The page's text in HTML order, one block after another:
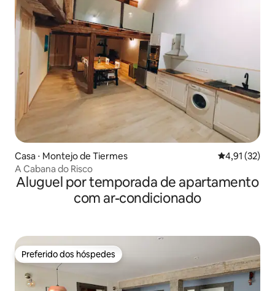
Casa ⋅ Montejo de Tiermes 4,91 de uma
4,91 (32)
A Cabana do Risco
Aluguel por temporada de apartamento
com ar-condicionado
Preferido dos hóspedes
Preferido dos hóspedes